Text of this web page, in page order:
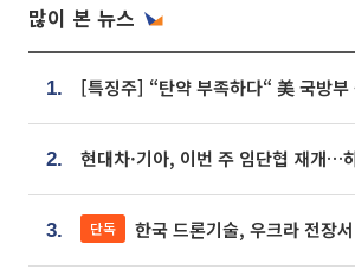
많이 본 뉴스
1.
2.
3. 단독 한국 드론기술, 우크라 전장서 시험 중…“스타